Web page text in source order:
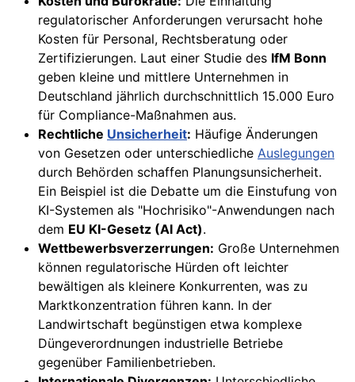
regulatorischer Anforderungen verursacht hohe
Kosten für Personal, Rechtsberatung oder
Zertifizierungen. Laut einer Studie des IfM Bonn
geben kleine und mittlere Unternehmen in
Deutschland jährlich durchschnittlich 15.000 Euro
für Compliance-Maßnahmen aus.
Rechtliche Unsicherheit: Häufige Änderungen
von Gesetzen oder unterschiedliche Auslegungen
durch Behörden schaffen Planungsunsicherheit.
Ein Beispiel ist die Debatte um die Einstufung von
KI-Systemen als "Hochrisiko"-Anwendungen nach
dem EU KI-Gesetz (AI Act).
Wettbewerbsverzerrungen: Große Unternehmen
können regulatorische Hürden oft leichter
bewältigen als kleinere Konkurrenten, was zu
Marktkonzentration führen kann. In der
Landwirtschaft begünstigen etwa komplexe
Düngeverordnungen industrielle Betriebe
gegenüber Familienbetrieben.